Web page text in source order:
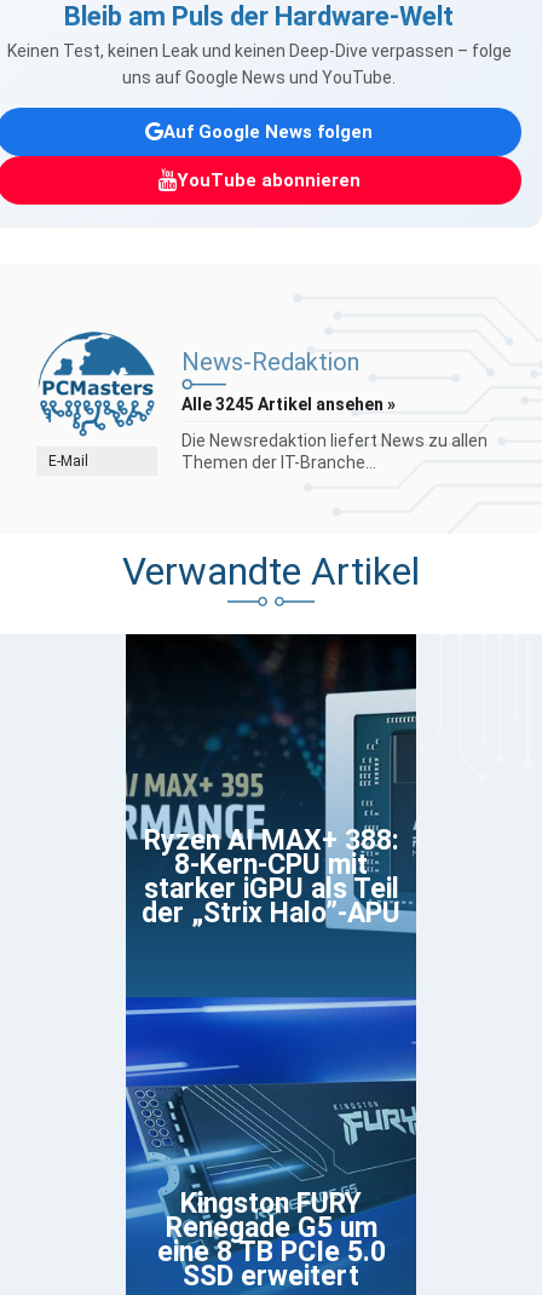
Bleib am Puls der Hardware-Welt
Keinen Test, keinen Leak und keinen Deep-Dive verpassen – folge
uns auf Google News und YouTube.
Auf Google News folgen
YouTube abonnieren
E-Mail
News-Redaktion
Alle 3245 Artikel ansehen »
Die Newsredaktion liefert News zu allen
Themen der IT-Branche...
Verwandte Artikel
Ryzen AI MAX+ 388:
8-Kern-CPU mit
starker iGPU als Teil
der „Strix Halo”-APU
Kingston FURY
Renegade G5 um
eine 8 TB PCIe 5.0
SSD erweitert